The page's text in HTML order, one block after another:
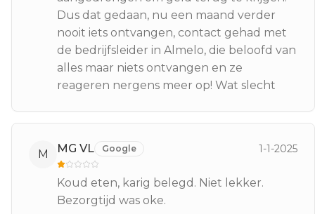
Dus dat gedaan, nu een maand verder
nooit iets ontvangen, contact gehad met
de bedrijfsleider in Almelo, die beloofd van
alles maar niets ontvangen en ze
reageren nergens meer op! Wat slecht
M MG VL Google 1-1-2025
Koud eten, karig belegd. Niet lekker.
Bezorgtijd was oke.